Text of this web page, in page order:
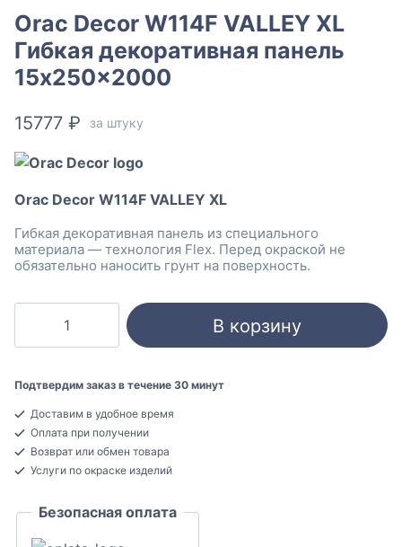
Orac Decor W114F VALLEY XL
Гибкая декоративная панель
15x250x2000
15777 ₽ за штуку
Orac Decor W114F VALLEY XL
Гибкая декоративная панель из специального
материала — технология Flex. Перед окраской не
обязательно наносить грунт на поверхность.
Decor
VALLEY
XL
Гибкая
панель
15x250x2000
В корзину
Подтвердим заказ в течение 30 минут
Доставим в удобное время
Оплата при получении
Возврат или обмен товара
Услуги по окраске изделий
Безопасная оплата